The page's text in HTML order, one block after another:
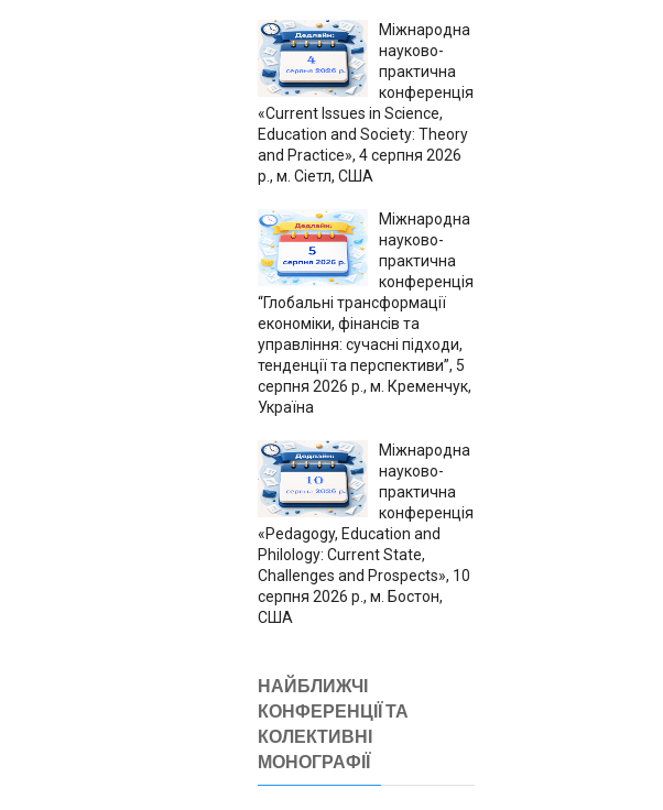
Міжнародна
науково-
практична
конференція
«Current Issues in Science,
Education and Society: Theory
and Practice», 4 серпня 2026
р., м. Сіетл, США
Міжнародна
науково-
практична
конференція
“Глобальні трансформації
економіки, фінансів та
управління: сучасні підходи,
тенденції та перспективи”, 5
серпня 2026 р., м. Кременчук,
Україна
Міжнародна
науково-
практична
конференція
«Pedagogy, Education and
Philology: Current State,
Challenges and Prospects», 10
серпня 2026 р., м. Бостон,
США
НАЙБЛИЖЧІ
КОНФЕРЕНЦІЇ ТА
КОЛЕКТИВНІ
МОНОГРАФІЇ